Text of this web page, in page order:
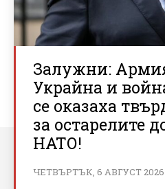
Залужни:
Украйна и
се оказаха
за остарелите
НАТО!
ЧЕТВЪРТЪК, 6 АВГУСТ 2026